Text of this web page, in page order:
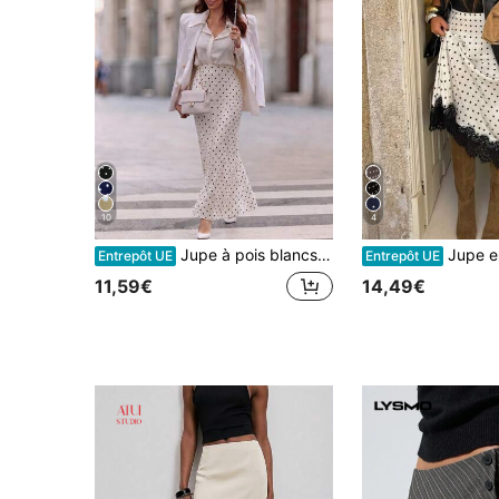
10
Entrepôt UE Jupe à pois blancs pour femmes, vêtements pour dames printemps/été, jupe de vacances. Pois, jupe à pois, jupe blanche, jupe élégante pour dames, jupe maxi décontractée, jupe ajustée taille haute, jupe de fête, jupe blanche pour femmes, vêtements de printemps, vêtements d'été.
11,59€
4
Entrepôt UE Jupe en tissu tissé élégante pour fête avec patchwork à pois,
14,49€